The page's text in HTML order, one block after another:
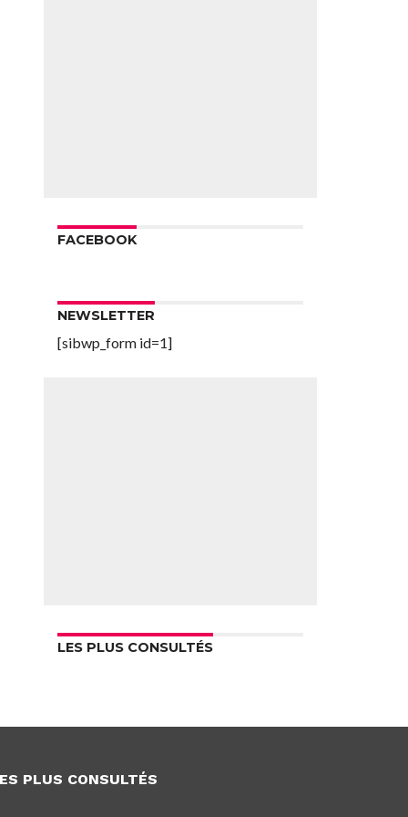
FACEBOOK
NEWSLETTER
[sibwp_form id=1]
LES PLUS CONSULTÉS
PLUS CONSULTÉS